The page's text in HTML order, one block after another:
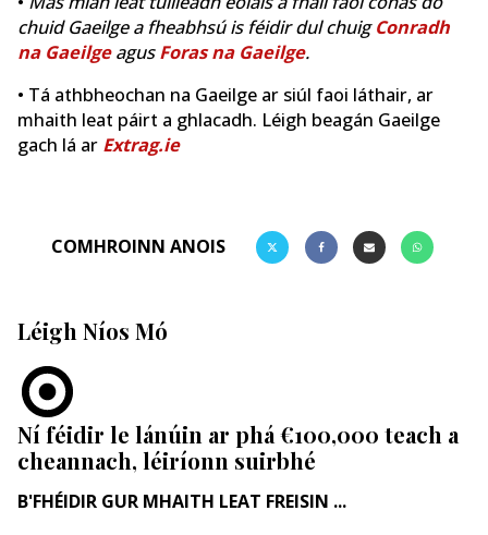
chuid Gaeilge a fheabhsú is féidir dul chuigConradh
na GaeilgeagusForas na Gaeilge.
• Tá athbheochan na Gaeilge ar siúl faoi láthair, ar
mhaith leat páirt a ghlacadh. Léigh beagán Gaeilge
gach lá ar Extrag.ie
COMHROINN ANOIS
Léigh Níos Mó
Ní féidir le lánúin ar phá €100,000 teach a
cheannach, léiríonn suirbhé
B'FHÉIDIR GUR MHAITH LEAT FREISIN ...